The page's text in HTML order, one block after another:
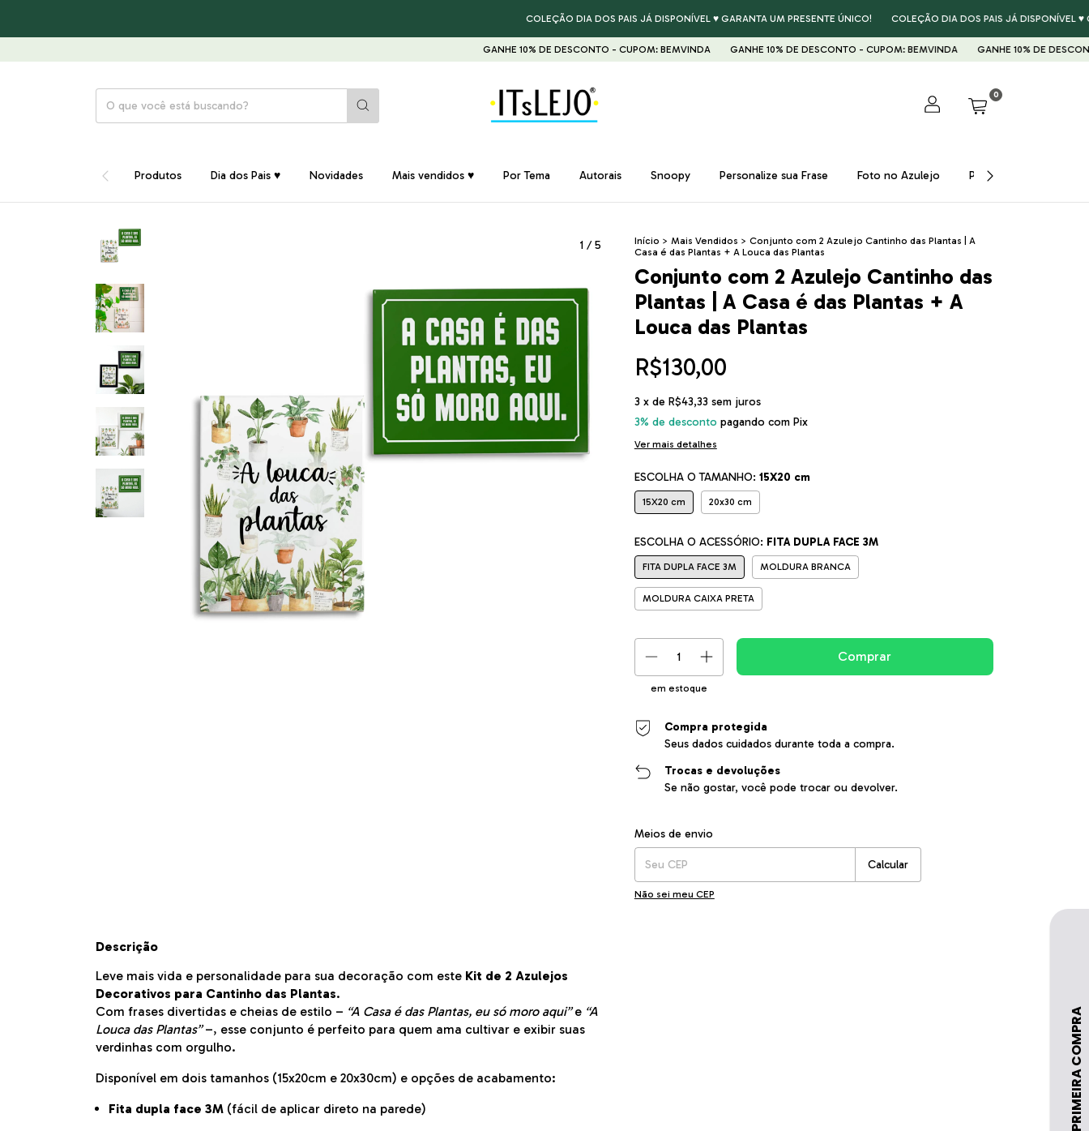
COLEÇÃO DIA DOS PAIS JÁ DISPONÍVEL ♥ GARANTA UM PRESENTE ÚNICO! COLEÇÃO DIA DOS PAIS JÁ DISPONÍVEL ♥
GANHE 10% DE DESCONTO - CUPOM: BEMVINDA GANHE 10% DE DESCONTO - CUPOM: BEMVINDA GANHE 10% DE DESCONTO
0
Produtos Dia dos Pais ♥ Novidades Mais vendidos ♥ Por Tema Autorais Snoopy Personalize sua Frase Foto no Azulejo Presentes ♥
1/5 Início > Mais Vendidos > Conjunto com 2 Azulejo Cantinho das Plantas | A
Casa é das Plantas + A Louca das Plantas
Conjunto com 2 Azulejo Cantinho das
Plantas | A Casa é das Plantas + A
Louca das Plantas
R$130,00
3 x de R$43,33 sem juros
3% de desconto pagando com Pix
Ver mais detalhes
ESCOLHA O TAMANHO: 15X20 cm
15X20 cm 20x30 cm
ESCOLHA O ACESSÓRIO: FITA DUPLA FACE 3M
FITA DUPLA FACE 3M MOLDURA BRANCA
MOLDURA CAIXA PRETA
em estoque
Compra protegida
Seus dados cuidados durante toda a compra.
Trocas e devoluções
Se não gostar, você pode trocar ou devolver.
Entregas para o CEP:
Meios de envio
Calcular
Não sei meu CEP
Descrição
Leve mais vida e personalidade para sua decoração com este Kit de 2 Azulejos
Decorativos para Cantinho das Plantas.
Com frases divertidas e cheias de estilo – “A Casa é das Plantas, eu só moro aqui”e “A
Louca das Plantas”–, esse conjunto é perfeito para quem ama cultivar e exibir suas
verdinhas com orgulho.
Disponível em dois tamanhos (15x20cm e 20x30cm) e opções de acabamento:
Fita dupla face 3M (fácil de aplicar direto na parede)